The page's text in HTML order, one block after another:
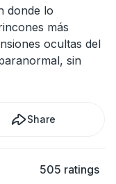
donde lo
más
ocultas del
sin
Share
505 ratings